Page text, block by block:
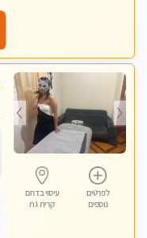
לפרטים
נוספים
עיסוי בדרום
קרית גת